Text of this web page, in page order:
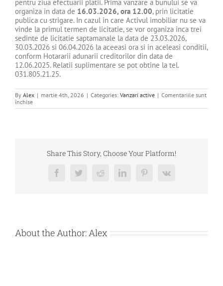
pentru ziua efectuarii platii. Prima vanzare a bunului se va
organiza in data de 16.03.2026, ora 12.00, prin licitatie
publica cu strigare. In cazul in care Activul imobiliar nu se va
vinde la primul termen de licitatie, se vor organiza inca trei
sedinte de licitatie saptamanale la data de 23.03.2026,
30.03.2026 si 06.04.2026 la aceeasi ora si in aceleasi conditii,
conform Hotararii adunarii creditorilor din data de
12.06.2025. Relatii suplimentare se pot obtine la tel.
031.805.21.25.
By Alex | martie 4th, 2026 | Categories: Vanzari active | Comentariile sunt
închisepentru
DE
ECHIPAMENTELE
DESERVESC
Share This Story, Choose Your Platform!
FacebookTwitterRedditLinkedInPinterest
Vk
About the Author: Alex